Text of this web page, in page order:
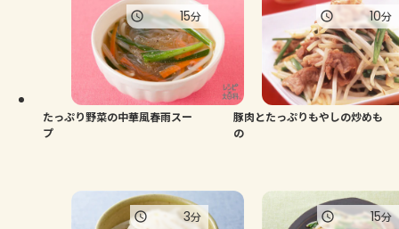
たっぷり野菜の中華風春雨スー
プ
15分
豚肉とたっぷりもやしの炒めも
の
10分
3分 15分